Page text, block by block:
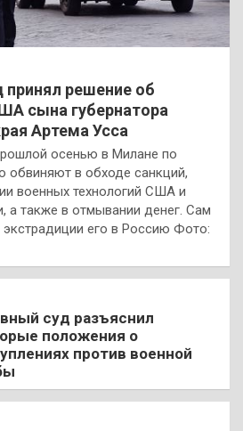
принял решение об
сына губернатора
Артема Усса
осенью в Милане по
обвиняют в обходе санкций,
военных технологий США и
а также в отмывании денег. Сам
его в Россию Фото:
суд разъяснил
положения о
против военной